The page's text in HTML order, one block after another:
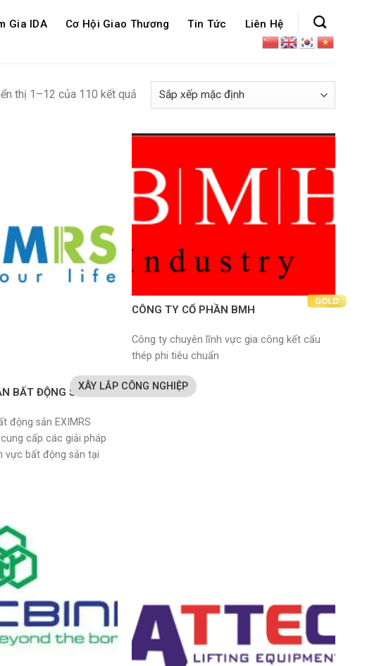
Gia IDA Cơ Hội Giao Thương Tin Tức Liên Hệ
thị 1–12 của 110 kết quả
BẤT ĐỘNG SẢN
động sản EXIMRS
cấp các giải pháp
vực bất động sản tại
CÔNG TY CỔ PHẦN BMH
XÂY LẮP CÔNG NGHIỆP
Công ty chuyên lĩnh vực gia công kết cấu
thép phi tiêu chuẩn